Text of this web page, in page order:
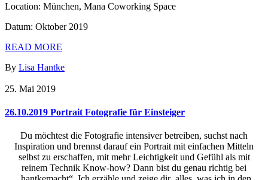
Location: München, Mana Coworking Space
Datum: Oktober 2019
READ MORE
By Lisa Hantke
25. Mai 2019
26.10.2019 Portrait Fotografie für Einsteiger
Du möchtest die Fotografie intensiver betreiben, suchst nach
Inspiration und brennst darauf ein Portrait mit einfachen Mitteln
selbst zu erschaffen, mit mehr Leichtigkeit und Gefühl als mit
reinem Technik Know-how? Dann bist du genau richtig bei